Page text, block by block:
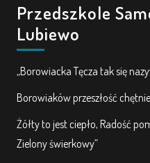
Przedszkole
Lubiewo
„Borowiacka Tęcza tak się
Borowiaków przeszłość
Żółty to jest ciepło, Radość
Zielony świerkowy”